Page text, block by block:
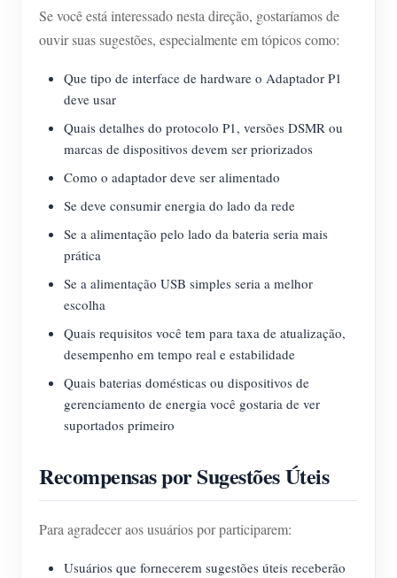
Se você está interessado nesta direção, gostaríamos de
ouvir suas sugestões, especialmente em tópicos como:
Que tipo de interface de hardware o Adaptador P1
deve usar
Quais detalhes do protocolo P1, versões DSMR ou
marcas de dispositivos devem ser priorizados
Como o adaptador deve ser alimentado
Se deve consumir energia do lado da rede
Se a alimentação pelo lado da bateria seria mais
prática
Se a alimentação USB simples seria a melhor
escolha
Quais requisitos você tem para taxa de atualização,
desempenho em tempo real e estabilidade
Quais baterias domésticas ou dispositivos de
gerenciamento de energia você gostaria de ver
suportados primeiro
Recompensas por Sugestões Úteis
Para agradecer aos usuários por participarem:
Usuários que fornecerem sugestões úteis receberão